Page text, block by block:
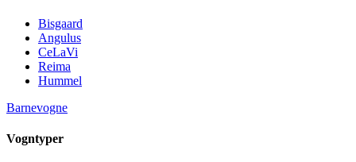
Bisgaard
Angulus
CeLaVi
Reima
Hummel
Barnevogne
Vogntyper